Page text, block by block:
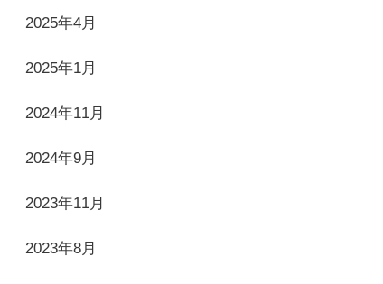
2025年4月
2025年1月
2024年11月
2024年9月
2023年11月
2023年8月